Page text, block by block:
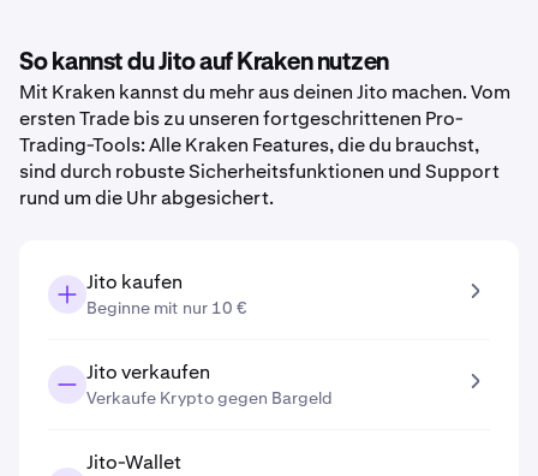
So kannst du Jito auf Kraken nutzen
Mit Kraken kannst du mehr aus deinen Jito machen. Vom
ersten Trade bis zu unseren fortgeschrittenen Pro-
Trading-Tools: Alle Kraken Features, die du brauchst,
sind durch robuste Sicherheitsfunktionen und Support
rund um die Uhr abgesichert.
Jito kaufen
Beginne mit nur 10 €
Jito verkaufen
Verkaufe Krypto gegen Bargeld
Jito-Wallet